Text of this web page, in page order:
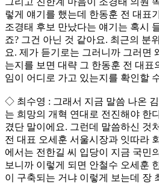
렇게 얘기를 했는데 한동훈 전 대표
조경태 후보 만났다는 얘기는 혹시
죠? 그건 아닌 것 같아요. 최근의 분
요. 제가 듣기로는 그러니까 그러면
는지를 보면 대략 그 한동훈 전 대표
임이 어디로 가고 있는지를 확인할
◇ 최수영 : 그래서 지금 말씀 나온
는 희망의 개혁 연대로 전진해야 한
겼단 말이에요. 그런데 말씀하신 것
전 대표 오세훈 서울시장과 잇따라
에서는 전한길 씨 입당이 지금 국민
보니까 이렇게 되면 안철수 오세훈
이 구축되는 거냐 이렇게 보는데 장